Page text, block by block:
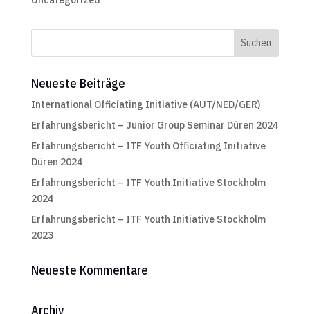
Neueste Beiträge
International Officiating Initiative (AUT/NED/GER)
Erfahrungsbericht – Junior Group Seminar Düren 2024
Erfahrungsbericht – ITF Youth Officiating Initiative
Düren 2024
Erfahrungsbericht – ITF Youth Initiative Stockholm
2024
Erfahrungsbericht – ITF Youth Initiative Stockholm
2023
Neueste Kommentare
Archiv